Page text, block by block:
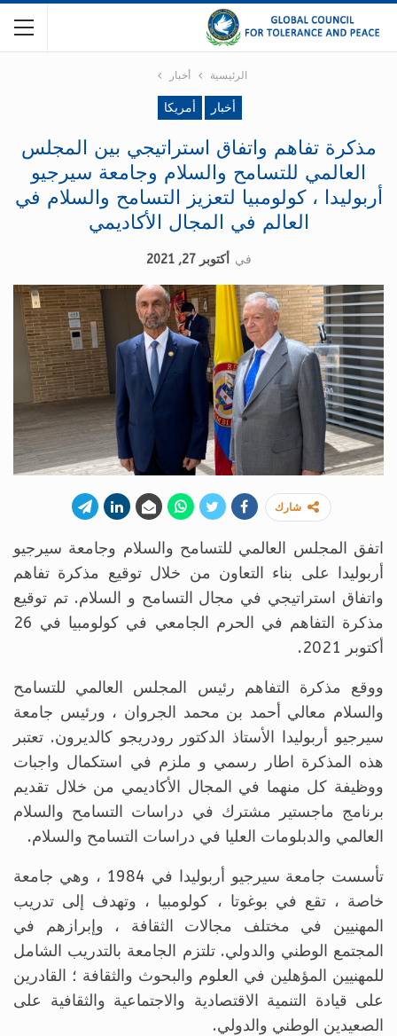
الرئيسية أخبار
أخبار أمريكا
مذكرة تفاهم واتفاق استراتيجي بين المجلس
العالمي للتسامح والسلام وجامعة سيرجيو
أربوليدا ، كولومبيا لتعزيز التسامح والسلام في
العالم في المجال الأكاديمي
في أكتوبر 27, 2021
شارك
اتفق المجلس العالمي للتسامح والسلام وجامعة سيرجيو
أربوليدا على بناء التعاون من خلال توقيع مذكرة تفاهم
واتفاق استراتيجي في مجال التسامح و السلام. تم توقيع
مذكرة التفاهم في الحرم الجامعي في كولومبيا في 26
أكتوبر 2021.
ووقع مذكرة التفاهم رئيس المجلس العالمي للتسامح
والسلام معالي أحمد بن محمد الجروان ، ورئيس جامعة
سيرجيو أربوليدا الأستاذ الدكتور رودريجو كالديرون. تعتبر
هذه المذكرة اطار رسمي و ملزم في استكمال واجبات
ووظيفة كل منهما في المجال الأكاديمي من خلال تقديم
برنامج ماجستير مشترك في دراسات التسامح والسلام
العالمي والدبلومات العليا في دراسات التسامح والسلام.
تأسست جامعة سيرجيو أربوليدا في 1984 ، وهي جامعة
خاصة ، تقع في بوغوتا ، كولومبيا ، وتهدف إلى تدريب
المهنيين في مختلف مجالات الثقافة ، وإبرازهم في
المجتمع الوطني والدولي. تلتزم الجامعة بالتدريب الشامل
للمهنيين المؤهلين في العلوم والبحوث والثقافة ؛ القادرين
على قيادة التنمية الاقتصادية والاجتماعية والثقافية على
الصعيدين الوطني والدولي.